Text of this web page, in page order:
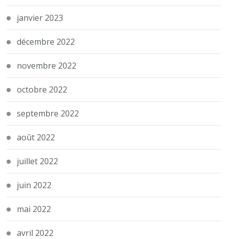
janvier 2023
décembre 2022
novembre 2022
octobre 2022
septembre 2022
août 2022
juillet 2022
juin 2022
mai 2022
avril 2022